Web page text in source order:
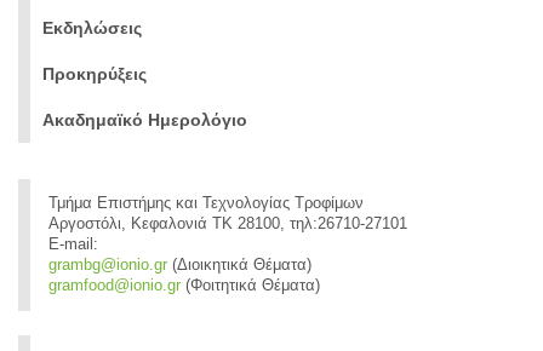
Εκδηλώσεις
Προκηρύξεις
Ακαδημαϊκό Ημερολόγιο
Τμήμα Επιστήμης και Τεχνολογίας Τροφίμων
Αργοστόλι, Κεφαλονιά ΤΚ 28100, τηλ:26710-27101
E-mail:
grambg@ionio.gr (Διοικητικά Θέματα)
gramfood@ionio.gr (Φοιτητικά Θέματα)